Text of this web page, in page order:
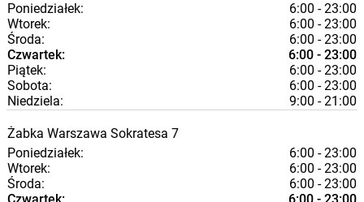
Poniedziałek:
6:00 - 23:00
Wtorek:
6:00 - 23:00
Środa:
6:00 - 23:00
Czwartek:
6:00 - 23:00
Piątek:
6:00 - 23:00
Sobota:
6:00 - 23:00
Niedziela:
9:00 - 21:00
Żabka Warszawa Sokratesa 7
Poniedziałek:
6:00 - 23:00
Wtorek:
6:00 - 23:00
Środa:
6:00 - 23:00